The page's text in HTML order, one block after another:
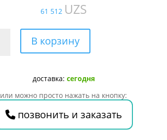
61 512 UZS
В корзину
доставка: сегодня
или можно просто нажать на кнопку:
позвонить и заказать